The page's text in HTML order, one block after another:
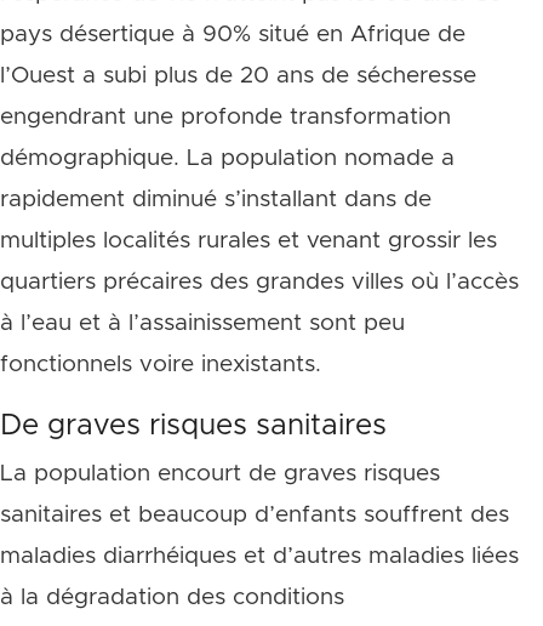
pays désertique à 90% situé en Afrique de
l’Ouest a subi plus de 20 ans de sécheresse
engendrant une profonde transformation
démographique. La population nomade a
rapidement diminué s’installant dans de
multiples localités rurales et venant grossir les
quartiers précaires des grandes villes où l’accès
à l’eau et à l’assainissement sont peu
fonctionnels voire inexistants.
De graves risques sanitaires
La population encourt de graves risques
sanitaires et beaucoup d’enfants souffrent des
maladies diarrhéiques et d’autres maladies liées
à la dégradation des conditions